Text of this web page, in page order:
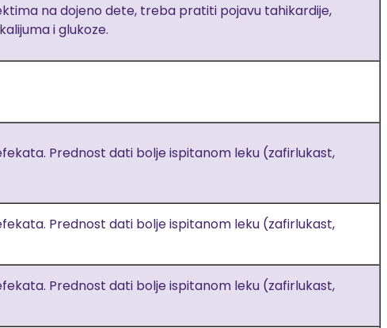
na dojeno dete, treba pratiti pojavu tahikardije,
i glukoze.
Prednost dati bolje ispitanom leku (zafirlukast,
Prednost dati bolje ispitanom leku (zafirlukast,
Prednost dati bolje ispitanom leku (zafirlukast,